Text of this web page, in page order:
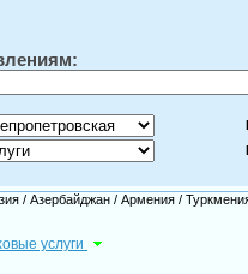
/ Азербайджан / Армения /
услуги